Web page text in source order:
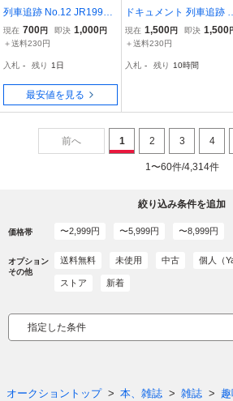
列車追跡 No.12 JR199
4〜1995
現在 700円 即決 1,000円
＋送料230円
入札 - 残り 1日
最安値を見る
ドキュメント 列車追跡 リ
バイバル作品集 7 昭和
年 鉄道ジャーナル別冊
現在 1,500円 即決 1,500
＋送料230円
入札 - 残り 10時間
前へ 1 2 3 4
1〜60件/4,314件
絞り込み条件を追加
価格帯 〜2,999円 〜5,999円 〜8,999円
オプション
その他
送料無料 未使用 中古 個人（
ストア 新着
指定した条件
オークショントップ 本、雑誌 雑誌